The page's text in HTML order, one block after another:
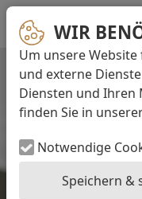
WIR
Um unsere
und externe
Diensten und Ihren
finden Sie in
Notwendige
Speichern &